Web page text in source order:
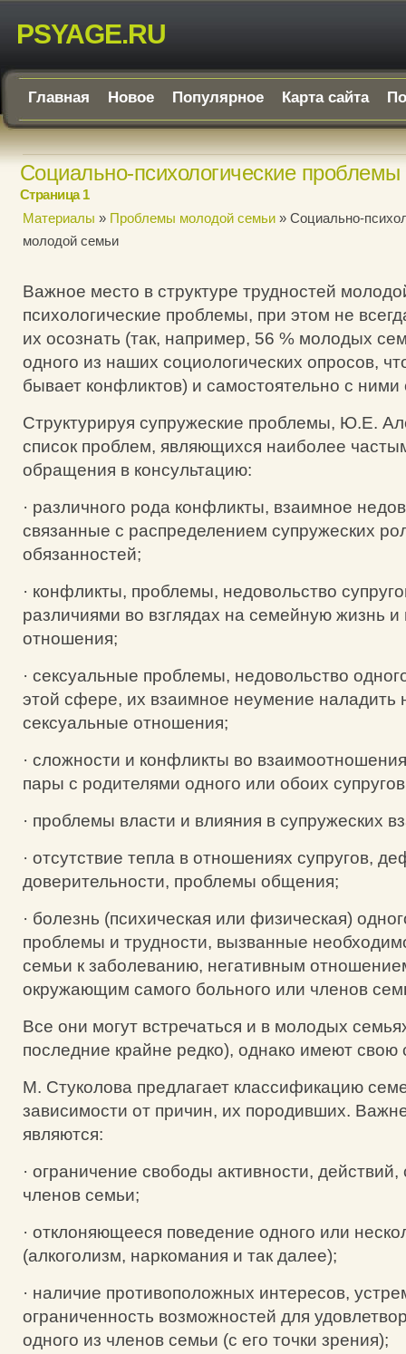
PSYAGE.RU
Главная Новое Популярное Карта сайта
Социально-психологические
Страница 1
Материалы » Проблемы молодой семьи » Социально-
молодой семьи
Важное место в структуре трудностей
психологические проблемы, при этом не
их осознать (так, например, 56 % молодых
одного из наших социологических опросов,
бывает конфликтов) и самостоятельно с ними
Структурируя супружеские проблемы, Ю.Е.
список проблем, являющихся наиболее
обращения в консультацию:
· различного рода конфликты, взаимное
связанные с распределением супружеских
обязанностей;
· конфликты, проблемы, недовольство
различиями во взглядах на семейную жизнь
отношения;
· сексуальные проблемы, недовольство
этой сфере, их взаимное неумение наладить
сексуальные отношения;
· сложности и конфликты во
пары с родителями одного или обоих
· проблемы власти и влияния в супружеских
· отсутствие тепла в отношениях супругов,
доверительности, проблемы общения;
· болезнь (психическая или физическая)
проблемы и трудности, вызванные
семьи к заболеванию, негативным
окружающим самого больного или членов
Все они могут встречаться и в молодых
последние крайне редко), однако имеют свою
М. Стуколова предлагает классификацию
зависимости от причин, их породивших.
являются:
· ограничение свободы активности,
членов семьи;
· отклоняющееся поведение одного или
(алкоголизм, наркомания и так далее);
· наличие противоположных интересов,
ограниченность возможностей для
одного из членов семьи (с его точки зрения);